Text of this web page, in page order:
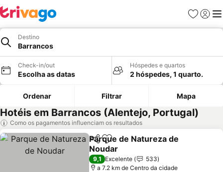
Favoritos
Iniciar
Destino
Barrancos
Check-in/out
Escolha as datas
Hóspedes e quartos
2 hóspedes, 1 quarto.
Ordenar Filtrar Mapa
Hotéis em Barrancos (Alentejo, Portugal)
Como os pagamentos influenciam os resultados
PartilharAdicionar aos favoritos
Parque de Natureza de
Noudar
Ver preços
9,1 Excelente
533
a 7.2 km de Centro da cidade